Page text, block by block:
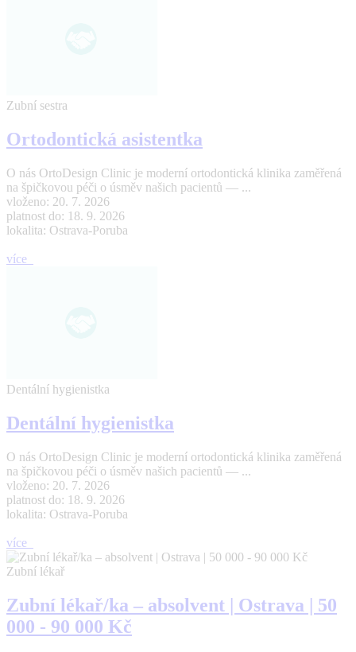
Zubní sestra
Ortodontická asistentka
O nás OrtoDesign Clinic je moderní ortodontická klinika zaměřená
na špičkovou péči o úsměv našich pacientů — ...
vloženo: 20. 7. 2026
platnost do: 18. 9. 2026
lokalita: Ostrava-Poruba
více
Dentální hygienistka
Dentální hygienistka
O nás OrtoDesign Clinic je moderní ortodontická klinika zaměřená
na špičkovou péči o úsměv našich pacientů — ...
vloženo: 20. 7. 2026
platnost do: 18. 9. 2026
lokalita: Ostrava-Poruba
více
Zubní lékař
Zubní lékař/ka – absolvent | Ostrava | 50
000 - 90 000 Kč